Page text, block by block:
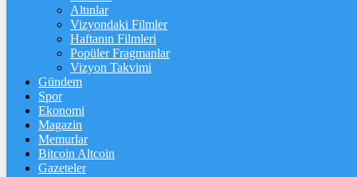
%-0,14
฿%0.4
LİTECOİN
2191.75Ł%1.1
ETHEREUM
91535 Ξ%0.5
Altınlar
Vizyondaki Filmler
Haftanın Filmleri
Popüler Fragmanlar
Vizyon Takvimi
Gündem
Spor
Ekonomi
Magazin
Memurlar
Bitcoin Altcoin
Gazeteler